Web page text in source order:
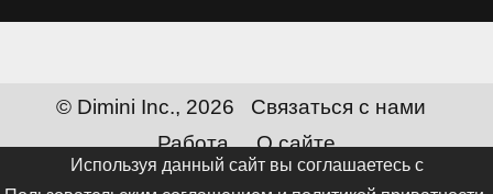
Используя данный сайт вы соглашаетесь с
© Dimini Inc., 2026
Связаться с нами
Работа
О сайте
Сменить язык: